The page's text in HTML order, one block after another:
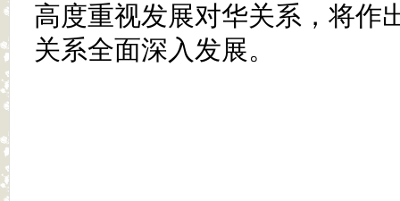
高度重视发展对华关系，将作
关系全面深入发展。